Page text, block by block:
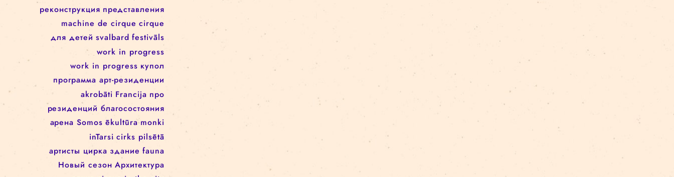
vēsture izrāde Rīgas cirka stāsti
cirks арт-резиденций
спектакль цирк rezidences
фестиваль представление
Rīgas cirks Школа цирка arēna
Re Rīga! Rīgas cirkā notiek
Занятия rigascirks
реконструкция представления
machine de cirque cirque
для детей svalbard festivāls
work in progress